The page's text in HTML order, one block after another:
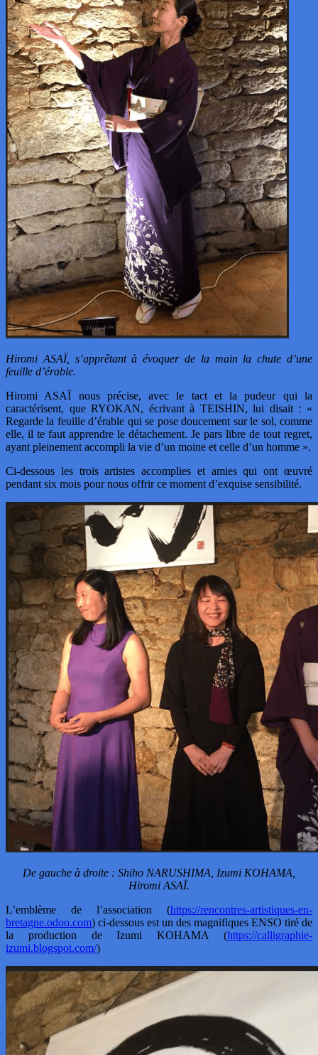
Hiromi ASAÏ, s’apprêtant à évoquer de la main la chute d’une
feuille d’érable.
Hiromi ASAÏ nous précise, avec le tact et la pudeur qui la
caractérisent, que RYOKAN, écrivant à TEISHIN, lui disait : «
Regarde la feuille d’érable qui se pose doucement sur le sol, comme
elle, il te faut apprendre le détachement. Je pars libre de tout regret,
ayant pleinement accompli la vie d’un moine et celle d’un homme ».
Ci-dessous les trois artistes accomplies et amies qui ont œuvré
pendant six mois pour nous offrir ce moment d’exquise sensibilité.
De gauche à droite : Shiho NARUSHIMA, Izumi KOHAMA,
Hiromi ASAÏ.
L’emblème de l’association (https://rencontres-artistiques-en-
bretagne.odoo.com) ci-dessous est un des magnifiques ENSO tiré de
la production de Izumi KOHAMA (https://calligraphie-
izumi.blogspot.com/)